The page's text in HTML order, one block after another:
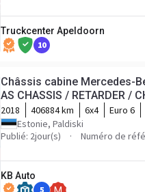
Truckcenter Apeldoorn
10
Châssis cabine Mercedes-
AS CHASSIS / RETARDER /
2018 406884 km 6x4 Euro 6
Estonie, Paldiski
Publié: 2jour(s)
Numéro de
KB Auto
5